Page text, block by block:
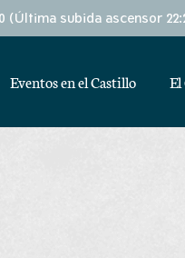
(Última subida ascensor
Eventos en el Castillo